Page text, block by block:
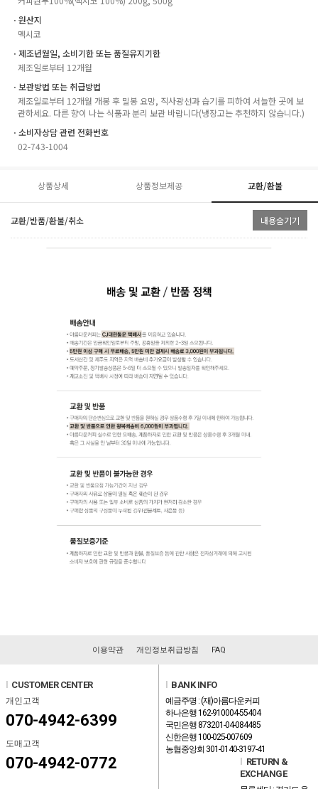
ㆍ원산지
멕시코
ㆍ제조년월일, 소비기한 또는 품질유지기한
제조일로부터 12개월
ㆍ보관방법 또는 취급방법
제조일로부터 12개월 개봉 후 밀봉 요망, 직사광선과 습기를 피하여 서늘한 곳에 보
관하세요. 다른 향이 나는 식품과 분리 보관 바랍니다(냉장고는 추천하지 않습니다.)
ㆍ소비자상담 관련 전화번호
02-743-1004
상품상세 상품정보제공 교환/환불
교환/반품/환불/취소 내용숨기기
이용약관 개인정보취급방침 FAQ
CUSTOMER CENTER
개인고객
070-4942-6399
도매고객
070-4942-0772
BANK INFO
예금주명 : (재)아름다운커피
하나은행 162-910004-55404
국민은행 873201-04-084485
신한은행 100-025-007609
농협중앙회 301-0140-3197-41
RETURN &
EXCHANGE